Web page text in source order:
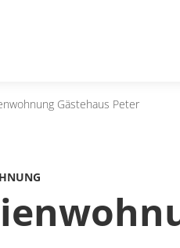
Gästehaus Peter